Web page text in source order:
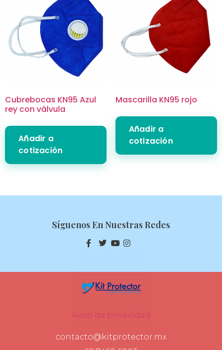
Cubrebocas KN95 Azul
rey con válvula
Añadir a
cotización
Mascarilla KN95 rojo
Añadir a
cotización
Síguenos En Nuestras Redes
Aviso de privacidad
contacto@kitprotector.mx